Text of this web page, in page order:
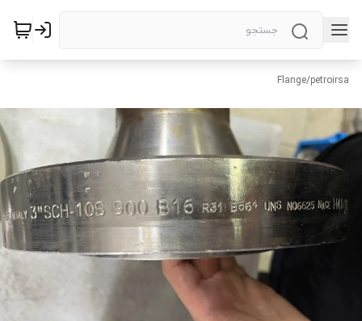
petroirsa
/
Flange